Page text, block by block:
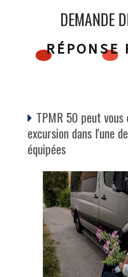
DEMANDE
RÉPONSE
TPMR 50 peut vous
excursion dans l'une
équipées